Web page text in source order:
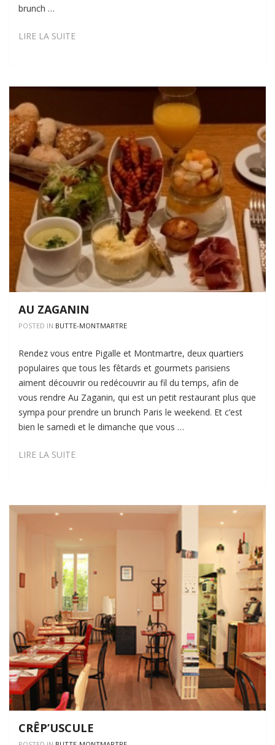
brunch …
LIRE LA SUITEAU
AU ZAGANIN
POSTED IN BUTTE-MONTMARTRE
Rendez vous entre Pigalle et Montmartre, deux quartiers
populaires que tous les fêtards et gourmets parisiens
aiment découvrir ou redécouvrir au fil du temps, afin de
vous rendre Au Zaganin, qui est un petit restaurant plus que
sympa pour prendre un brunch Paris le weekend. Et c’est
bien le samedi et le dimanche que vous …
LIRE LA SUITEAU
CRÊP’USCULE